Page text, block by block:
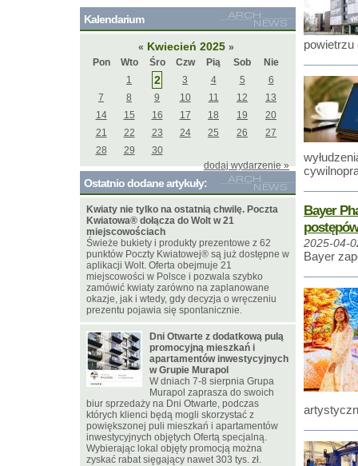
powietrzu
Bayer
2025-04-
Bayer
Kalendarium
« Kwiecień 2025 »
Pon
Wto Śro Czw Pią Sob
Nie
1
2 3 4 5
6
7
8 9 10 11 12
13
14
15 16 17 18 19
20
21
22 23 24 25 26
27
28
29
30
dodaj wydarzenie »
Ostatnio dodane artykuły:
Kwiaty nie tylko na ostatnią chwilę. Poczta
Kwiatowa® dołącza do Wolt w 21
miejscowościach
Świeże bukiety i produkty prezentowe z 62
punktów Poczty Kwiatowej® są już dostępne w
aplikacji Wolt. Oferta obejmuje 21
miejscowości w Polsce i pozwala szybko
zamówić kwiaty zarówno na zaplanowane
okazje, jak i wtedy, gdy decyzja o wręczeniu
prezentu pojawia się spontanicznie.
Dni Otwarte z dodatkową pulą
promocyjną mieszkań i
apartamentów inwestycyjnych
w Grupie Murapol
W dniach 7-8 sierpnia Grupa
Murapol zaprasza do swoich
biur sprzedaży na Dni Otwarte, podczas
których klienci będą mogli skorzystać z
powiększonej puli mieszkań i apartamentów
inwestycyjnych objętych Ofertą specjalną.
Wybierając lokal objęty promocją można
zyskać rabat sięgający nawet 303 tys. zł.